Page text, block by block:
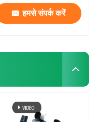
हमसे संपर्क करें